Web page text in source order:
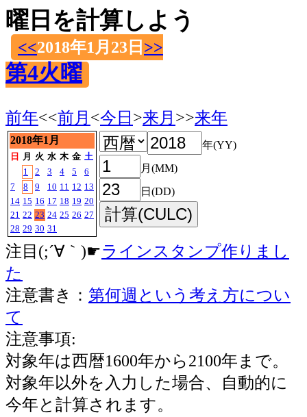
曜日を計算しよう
<<2018年1月23日 >>
第4火曜
前年<<前月 <今日 >来月 >>来年
2018年1月
日 月 火 水 木 金 土
1
2 3 4 5
6
7
8 9 10 11 12 13
14 15 16 17 18 19 20
21 22 23 24 25 26 27
28 29 30 31
年(YY)
月(MM)
日(DD)
注目(;´∀｀)☛ラインスタンプ作りまし
た
注意書き： 第何週という考え方につい
て
注意事項:
対象年は西暦1600年から2100年まで。
対象年以外を入力した場合、自動的に
今年と計算されます。